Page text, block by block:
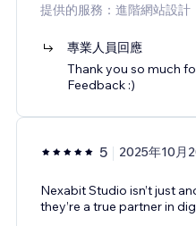
提供的服務：進階網站設計
專業人員回應
Thank you so much
Feedback :)
5 2025年10月
Nexabit Studio isn’t just
they’re a true partner in